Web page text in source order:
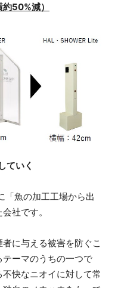
50%減）
ていく
魚の加工工場から出
社です。
に与える被害を防ぐこ
ーマのうちの一つで
快なニオイに対して常